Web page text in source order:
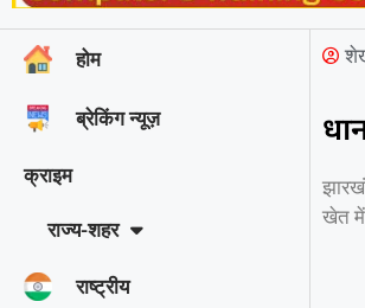
होम
ब्रेकिंग न्यूज़
क्राइम
राज्‍य-शहर
राष्ट्रीय
खेत